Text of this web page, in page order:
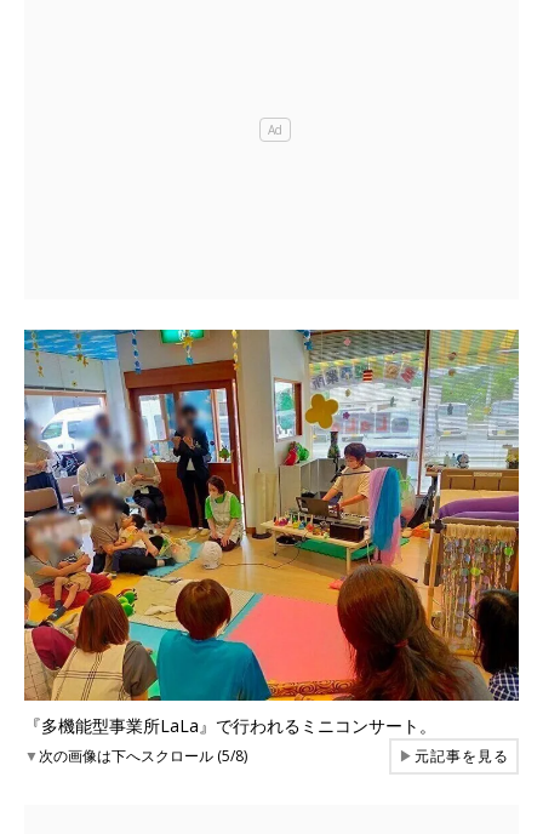
『多機能型事業所LaLa』で行われるミニコンサート。
▼次の画像は下へスクロール (5/8) ▶元記事を見る